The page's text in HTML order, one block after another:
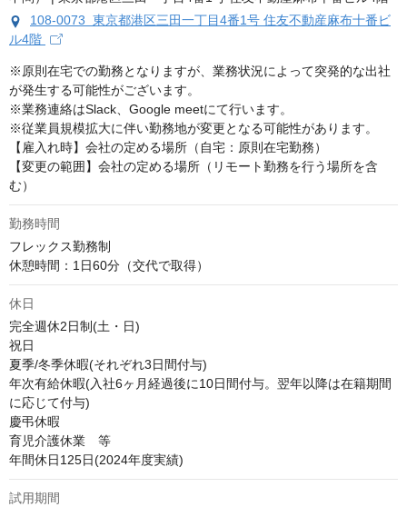
108-0073 東京都港区三田一丁目4番1号 住友不動産麻布十番ビ
ル4階
※原則在宅での勤務となりますが、業務状況によって突発的な出社
が発生する可能性がございます。
※業務連絡はSlack、Google meetにて行います。
※従業員規模拡大に伴い勤務地が変更となる可能性があります。
【雇入れ時】会社の定める場所（自宅：原則在宅勤務）
【変更の範囲】会社の定める場所（リモート勤務を行う場所を含
む）
勤務時間
フレックス勤務制
休憩時間：1日60分（交代で取得）
休日
完全週休2日制(土・日)
祝日
夏季/冬季休暇(それぞれ3日間付与)
年次有給休暇(入社6ヶ月経過後に10日間付与。翌年以降は在籍期間
に応じて付与)
慶弔休暇
育児介護休業　等
年間休日125日(2024年度実績)
試用期間